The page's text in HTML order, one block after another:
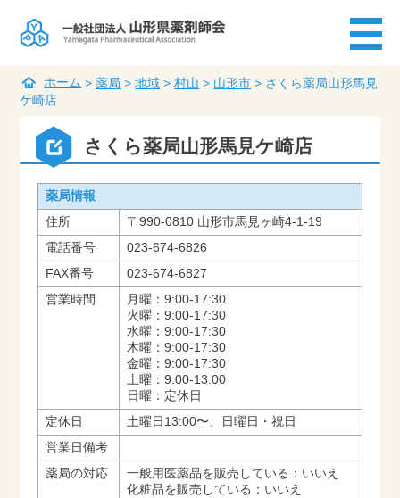
ホーム >薬局 >地域 >村山 > 山形市 > さくら薬局山形馬見
ケ崎店
さくら薬局山形馬見ケ崎店
薬局情報
住所
〒990-0810 山形市馬見ヶ崎4-1-19
電話番号
023-674-6826
FAX番号
023-674-6827
営業時間
月曜：9:00-17:30
火曜：9:00-17:30
水曜：9:00-17:30
木曜：9:00-17:30
金曜：9:00-17:30
土曜：9:00-13:00
日曜：定休日
定休日
土曜日13:00〜、日曜日・祝日
営業日備考
薬局の対応
一般用医薬品を販売している：いいえ
化粧品を販売している：いいえ